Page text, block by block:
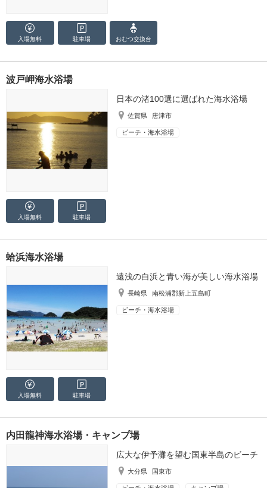
入場無料 駐車場 おむつ交換台
波戸岬海水浴場
日本の渚100選に選ばれた海水浴場
佐賀県 唐津市
ビーチ・海水浴場
入場無料 駐車場
蛤浜海水浴場
遠浅の白浜と青い海が美しい海水浴場
長崎県 南松浦郡新上五島町
ビーチ・海水浴場
入場無料 駐車場
内田龍神海水浴場・キャンプ場
広大な伊予灘を望む国東半島のビーチ
大分県 国東市